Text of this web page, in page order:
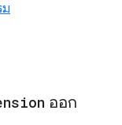
ม
ออก